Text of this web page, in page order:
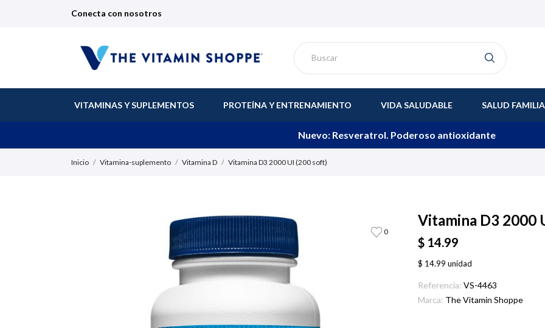
Conecta con nosotros
VITAMINAS Y SUPLEMENTOS PROTEÍNA Y ENTRENAMIENTO VIDA SALUDABLE SALUD
Nuevo: Resveratrol. Poderoso antioxidante
Inicio Vitamina-suplemento Vitamina D Vitamina D3 2000 UI (200 soft)
0
Vitamina D3 2000
$ 14.99
$ 14.99 unidad
Referencia: VS-4463
Marca: The Vitamin Shoppe